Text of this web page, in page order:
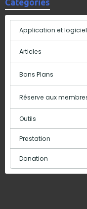
Catégories
Application et logiciel
Articles
Bons Plans
Réserve aux
Outils
Prestation
Donation